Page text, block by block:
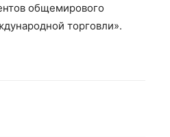
общемирового
торговли».